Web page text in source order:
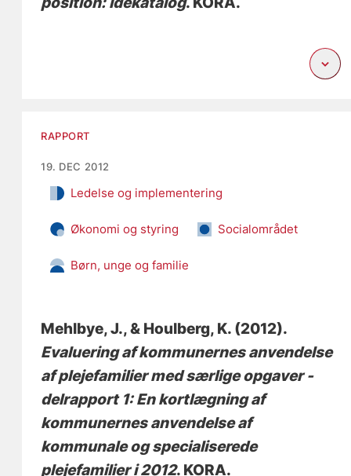
RAPPORT
19. DEC 2012
Ledelse og implementering
Økonomi og styring Socialområdet
Børn, unge og familie
Mehlbye, J., & Houlberg, K. (2012).
Evaluering af kommunernes anvendelse
af plejefamilier med særlige opgaver -
delrapport 1: En kortlægning af
kommunernes anvendelse af
kommunale og specialiserede
plejefamilier i 2012. KORA.